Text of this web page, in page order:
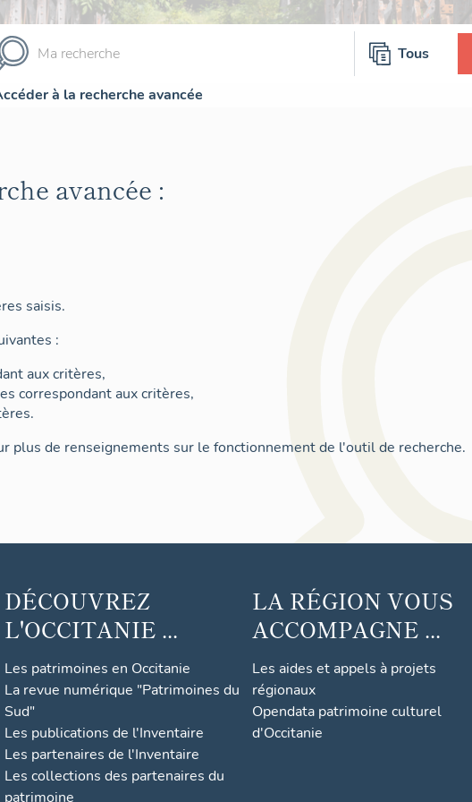
Tous
à la recherche avancée
avancée :
saisis.
:
aux critères,
correspondant aux critères,
plus de renseignements sur le fonctionnement de l'outil de recherche.
DÉCOUVREZ
L'OCCITANIE ...
Les patrimoines en Occitanie
La revue numérique "Patrimoines du
Sud"
Les publications de l'Inventaire
Les partenaires de l'Inventaire
Les collections des partenaires du
patrimoine
LA RÉGION VOUS
ACCOMPAGNE ...
Les aides et appels à projets
régionaux
Opendata patrimoine culturel
d'Occitanie